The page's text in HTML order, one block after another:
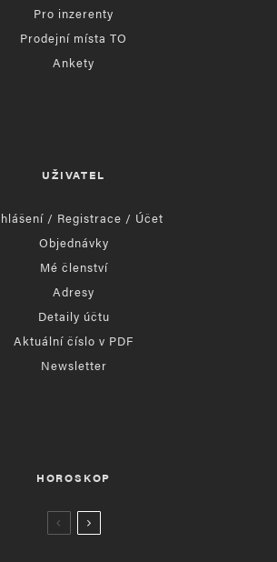
Pro inzerenty
Prodejní místa TO
Ankety
UŽIVATEL
/ Registrace / Účet
Objednávky
Mé členství
Adresy
Detaily účtu
Aktuální číslo v PDF
Newsletter
HOROSKOP